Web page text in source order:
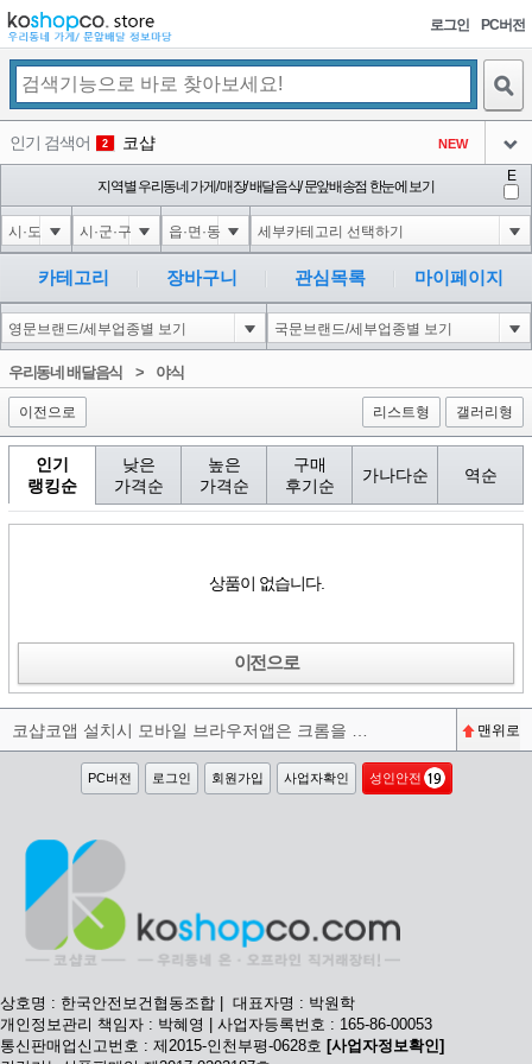
로그인 PC버전
인기 검색어 2 코샵 NEW
3 익스
아이콘
4 은계타운
아이콘
5 미끄럼방지
아이콘
NEW
6 대성설렁탕
아이콘
-16
1
지역별 우리동네 가게/ 매장/ 배달음식/ 문앞배송점 한눈에 보기
E
카테고리 장바구니 관심목록 마이페이지
우리동네 배달음식 > 야식
이전으로 리스트형 갤러리형
인기
랭킹순
낮은
가격순
높은
가격순
구매
후기순
가나다순 역순
상품이 없습니다.
이전으로
맨위로
PC버전 로그인 회원가입 사업자확인 성인안전
상호명 : 한국안전보건협동조합 | 대표자명 : 박원학
개인정보관리 책임자 : 박혜영 | 사업자등록번호 : 165-86-00053
통신판매업신고번호 : 제2015-인천부평-0628호 [사업자정보확인]